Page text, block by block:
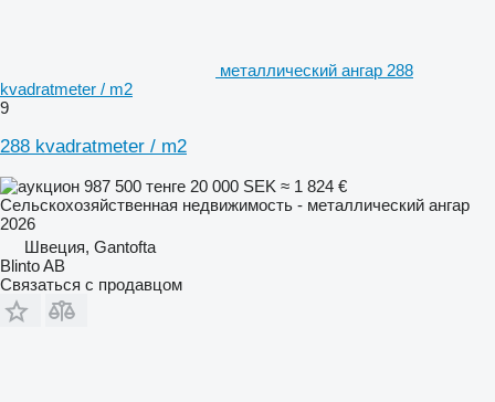
металлический ангар 288
kvadratmeter / m2
9
288 kvadratmeter / m2
987 500 тенге 20 000 SEK ≈ 1 824 €
Сельскохозяйственная недвижимость - металлический ангар
2026
Швеция, Gantofta
Blinto AB
Связаться с продавцом